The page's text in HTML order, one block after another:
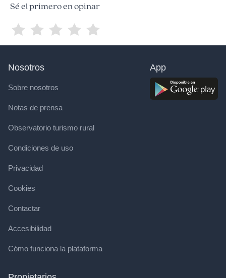
Sé el primero en opinar
Nosotros
Sobre nosotros
Notas de prensa
Observatorio turismo rural
Condiciones de uso
Privacidad
Cookies
Contactar
Accesibilidad
Cómo funciona la plataforma
App